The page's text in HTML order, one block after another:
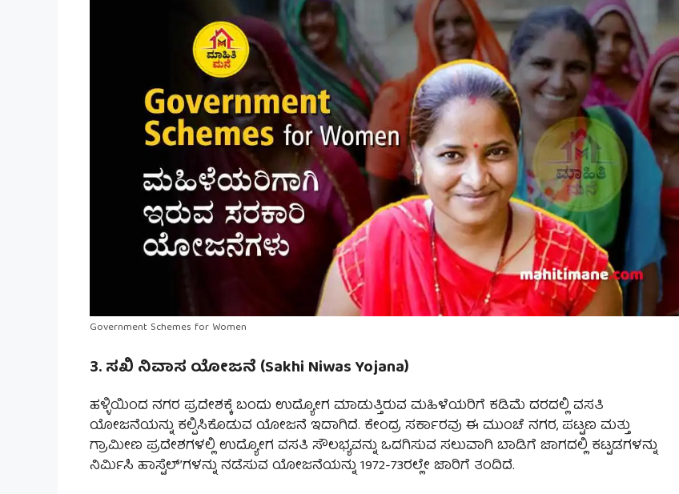
Government Schemes for Women
3. ಸಖಿ ನಿವಾಸ ಯೋಜನೆ (Sakhi Niwas Yojana)
ಹಳ್ಳಿಯಿಂದ ನಗರ ಪ್ರದೇಶಕ್ಕೆ ಬಂದು ಉದ್ಯೋಗ ಮಾಡುತ್ತಿರುವ ಮಹಿಳೆಯರಿಗೆ ಕಡಿಮೆ ದರದಲ್ಲಿ ವಸತಿ
ಯೋಜನೆಯನ್ನು ಕಲ್ಪಿಸಿಕೊಡುವ ಯೋಜನೆ ಇದಾಗಿದೆ. ಕೇಂದ್ರ ಸರ್ಕಾರವು ಈ ಮುಂಚೆ ನಗರ, ಪಟ್ಟಣ ಮತ್ತು
ಗ್ರಾಮೀಣ ಪ್ರದೇಶಗಳಲ್ಲಿ ಉದ್ಯೋಗ ವಸತಿ ಸೌಲಭ್ಯವನ್ನು ಒದಗಿಸುವ ಸಲುವಾಗಿ ಬಾಡಿಗೆ ಜಾಗದಲ್ಲಿ ಕಟ್ಟಡಗಳನ್ನು
ನಿರ್ಮಿಸಿ ಹಾಸ್ಟೆಲ್’ಗಳನ್ನು ನಡೆಸುವ ಯೋಜನೆಯನ್ನು 1972-73ರಲ್ಲೇ ಜಾರಿಗೆ ತಂದಿದೆ.